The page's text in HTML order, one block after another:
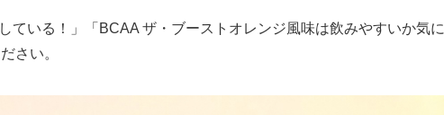
ている！」「BCAA ザ・ブーストオレンジ風味は飲みやすいか気に
さい。